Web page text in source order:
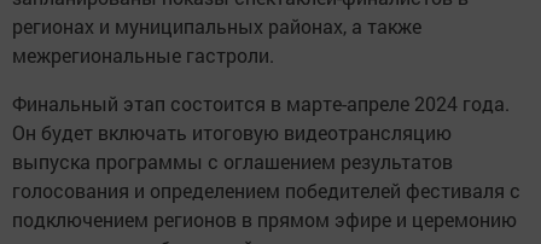
регионах и муниципальных районах, а также
межрегиональные гастроли.
Финальный этап состоится в марте-апреле 2024 года.
Он будет включать итоговую видеотрансляцию
выпуска программы с оглашением результатов
голосования и определением победителей фестиваля с
подключением регионов в прямом эфире и церемонию